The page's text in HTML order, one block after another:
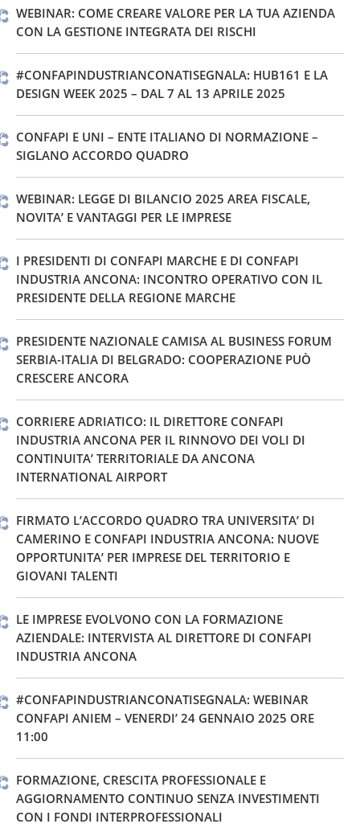
WEBINAR: COME CREARE VALORE PER LA TUA AZIENDA
CON LA GESTIONE INTEGRATA DEI RISCHI
#CONFAPINDUSTRIANCONATISEGNALA: HUB161 E LA
DESIGN WEEK 2025 – DAL 7 AL 13 APRILE 2025
CONFAPI E UNI – ENTE ITALIANO DI NORMAZIONE –
SIGLANO ACCORDO QUADRO
WEBINAR: LEGGE DI BILANCIO 2025 AREA FISCALE,
NOVITA’ E VANTAGGI PER LE IMPRESE
I PRESIDENTI DI CONFAPI MARCHE E DI CONFAPI
INDUSTRIA ANCONA: INCONTRO OPERATIVO CON IL
PRESIDENTE DELLA REGIONE MARCHE
PRESIDENTE NAZIONALE CAMISA AL BUSINESS FORUM
SERBIA-ITALIA DI BELGRADO: COOPERAZIONE PUÒ
CRESCERE ANCORA
CORRIERE ADRIATICO: IL DIRETTORE CONFAPI
INDUSTRIA ANCONA PER IL RINNOVO DEI VOLI DI
CONTINUITA’ TERRITORIALE DA ANCONA
INTERNATIONAL AIRPORT
FIRMATO L’ACCORDO QUADRO TRA UNIVERSITA’ DI
CAMERINO E CONFAPI INDUSTRIA ANCONA: NUOVE
OPPORTUNITA’ PER IMPRESE DEL TERRITORIO E
GIOVANI TALENTI
LE IMPRESE EVOLVONO CON LA FORMAZIONE
AZIENDALE: INTERVISTA AL DIRETTORE DI CONFAPI
INDUSTRIA ANCONA
#CONFAPINDUSTRIANCONATISEGNALA: WEBINAR
CONFAPI ANIEM – VENERDI’ 24 GENNAIO 2025 ORE
11:00
FORMAZIONE, CRESCITA PROFESSIONALE E
AGGIORNAMENTO CONTINUO SENZA INVESTIMENTI
CON I FONDI INTERPROFESSIONALI